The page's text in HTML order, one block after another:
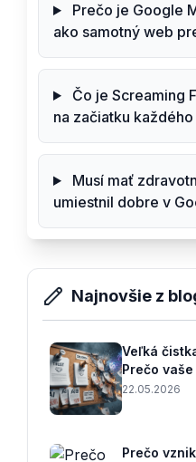
Prečo je Google
ako samotný web
Čo je Screaming
na začiatku
Musí mať
umiestnil dobre v
Najnovšie z
Veľká
Prečo
internetu a
22.05.2026
Prečo